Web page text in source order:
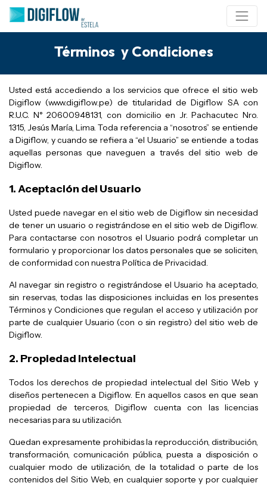
Términos y Condiciones
Usted está accediendo a los servicios que ofrece el sitio web
Digiflow (www.digiflow.pe) de titularidad de Digiflow SA con
R.U.C. N° 20600948131, con domicilio en Jr. Pachacutec Nro.
1315, Jesús María, Lima. Toda referencia a “nosotros” se entiende
a Digiflow, y cuando se refiera a “el Usuario” se entiende a todas
aquellas personas que naveguen a través del sitio web de
Digiflow.
1. Aceptación del Usuario
Usted puede navegar en el sitio web de Digiflow sin necesidad
de tener un usuario o registrándose en el sitio web de Digiflow.
Para contactarse con nosotros el Usuario podrá completar un
formulario y proporcionar los datos personales que se soliciten,
de conformidad con nuestra Política de Privacidad.
Al navegar sin registro o registrándose el Usuario ha aceptado,
sin reservas, todas las disposiciones incluidas en los presentes
Términos y Condiciones que regulan el acceso y utilización por
parte de cualquier Usuario (con o sin registro) del sitio web de
Digiflow.
2. Propiedad Intelectual
Todos los derechos de propiedad intelectual del Sitio Web y
diseños pertenecen a Digiflow. En aquellos casos en que sean
propiedad de terceros, Digiflow cuenta con las licencias
necesarias para su utilización.
Quedan expresamente prohibidas la reproducción, distribución,
transformación, comunicación pública, puesta a disposición o
cualquier modo de utilización, de la totalidad o parte de los
contenidos del Sitio Web, en cualquier soporte y por cualquier